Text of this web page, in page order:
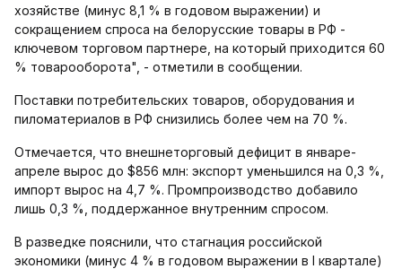
хозяйстве (минус 8,1 % в годовом выражении) и
сокращением спроса на белорусские товары в РФ -
ключевом торговом партнере, на который приходится 60
% товарооборота", - отметили в сообщении.
Поставки потребительских товаров, оборудования и
пиломатериалов в РФ снизились более чем на 70 %.
Отмечается, что внешнеторговый дефицит в январе-
апреле вырос до $856 млн: экспорт уменьшился на 0,3 %,
импорт вырос на 4,7 %. Промпроизводство добавило
лишь 0,3 %, поддержанное внутренним спросом.
В разведке пояснили, что стагнация российской
экономики (минус 4 % в годовом выражении в I квартале)